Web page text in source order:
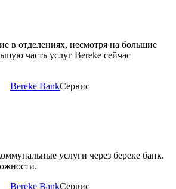
в отделениях, несмотря на большие
часть услуг Bereke сейчас
Bereke BankСервис
услуги через береке банк.
Bereke BankСервис